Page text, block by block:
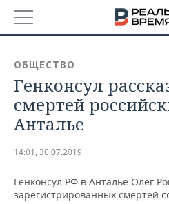
БАШКОРТОСТАН
ТАТАРСТАН
НОВОСТИ
АНАЛИТИКА
ДЕКЛАРАЦИИ О ДОХОДАХ
НОВОСТИ ЭКОНОМИКИ
ПРОМЫШЛЕННОСТЬ
ОБЩЕСТВО
Генконсул
смертей
Анталье
14:01, 30.07.2019
Генконсул РФ в Анталье Олег
зарегистрированных смертей